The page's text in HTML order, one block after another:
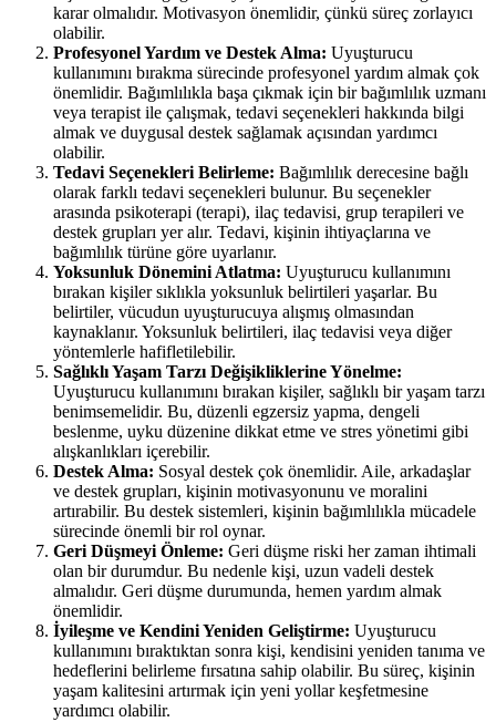
karar olmalıdır. Motivasyon önemlidir, çünkü süreç zorlayıcı
olabilir.
Profesyonel Yardım ve Destek Alma: Uyuşturucu
kullanımını bırakma sürecinde profesyonel yardım almak çok
önemlidir. Bağımlılıkla başa çıkmak için bir bağımlılık uzmanı
veya terapist ile çalışmak, tedavi seçenekleri hakkında bilgi
almak ve duygusal destek sağlamak açısından yardımcı
olabilir.
Tedavi Seçenekleri Belirleme: Bağımlılık derecesine bağlı
olarak farklı tedavi seçenekleri bulunur. Bu seçenekler
arasında psikoterapi (terapi), ilaç tedavisi, grup terapileri ve
destek grupları yer alır. Tedavi, kişinin ihtiyaçlarına ve
bağımlılık türüne göre uyarlanır.
Yoksunluk Dönemini Atlatma: Uyuşturucu kullanımını
bırakan kişiler sıklıkla yoksunluk belirtileri yaşarlar. Bu
belirtiler, vücudun uyuşturucuya alışmış olmasından
kaynaklanır. Yoksunluk belirtileri, ilaç tedavisi veya diğer
yöntemlerle hafifletilebilir.
Sağlıklı Yaşam Tarzı Değişikliklerine Yönelme:
Uyuşturucu kullanımını bırakan kişiler, sağlıklı bir yaşam tarzı
benimsemelidir. Bu, düzenli egzersiz yapma, dengeli
beslenme, uyku düzenine dikkat etme ve stres yönetimi gibi
alışkanlıkları içerebilir.
Destek Alma: Sosyal destek çok önemlidir. Aile, arkadaşlar
ve destek grupları, kişinin motivasyonunu ve moralini
artırabilir. Bu destek sistemleri, kişinin bağımlılıkla mücadele
sürecinde önemli bir rol oynar.
Geri Düşmeyi Önleme: Geri düşme riski her zaman ihtimali
olan bir durumdur. Bu nedenle kişi, uzun vadeli destek
almalıdır. Geri düşme durumunda, hemen yardım almak
önemlidir.
İyileşme ve Kendini Yeniden Geliştirme: Uyuşturucu
kullanımını bıraktıktan sonra kişi, kendisini yeniden tanıma ve
hedeflerini belirleme fırsatına sahip olabilir. Bu süreç, kişinin
yaşam kalitesini artırmak için yeni yollar keşfetmesine
yardımcı olabilir.